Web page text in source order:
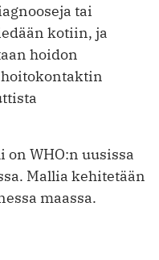
tai
kotiin, ja
hoidon
WHO:n uusissa
Mallia kehitetään
maassa.